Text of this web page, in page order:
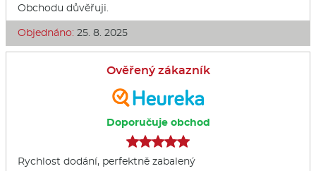
Obchodu důvěřuji.
Objednáno: 25. 8. 2025
Ověřený zákazník
Doporučuje obchod
Rychlost dodání, perfektně zabalený